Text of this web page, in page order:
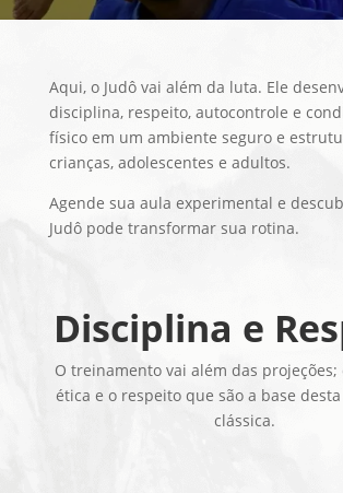
Aqui, o Judô vai além da luta. Ele
disciplina, respeito, autocontrole e
físico em um ambiente seguro e
crianças, adolescentes e adultos.
Agende sua aula experimental e
Judô pode transformar sua rotina.
Disciplina e
O treinamento vai além das projeções;
ética e o respeito que são a base
clássica.